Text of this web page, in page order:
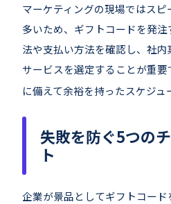
マーケティングの現場ではス
多いため、ギフトコードを発
法や支払い方法を確認し、社
サービスを選定することが重
に備えて余裕を持ったスケジュ
失敗を防ぐ5つの
ト
企業が景品としてギフトコー